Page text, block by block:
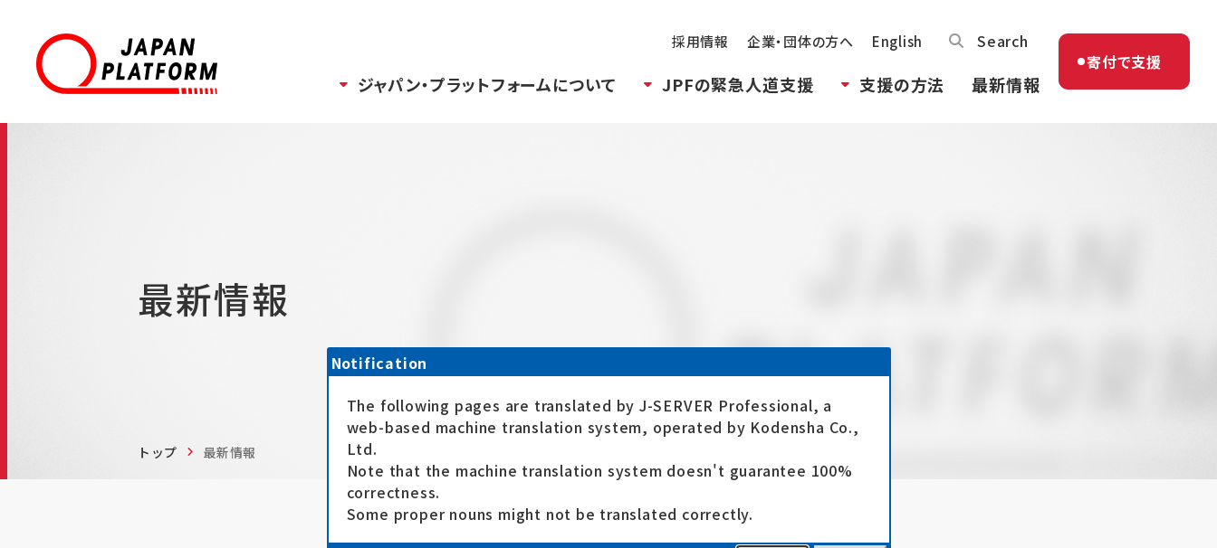
採用情報 企業・団体の方へ English Search
ジャパン・プラットフォームについて JPFの緊急人道支援 支援の方法 最新情報
寄付で支援
最新情報
トップ 最新情報
Notification
The following pages are translated by J-SERVER Professional, a
web-based machine translation system, operated by Kodensha Co.,
Ltd.
Note that the machine translation system doesn't guarantee 100%
correctness.
Some proper nouns might not be translated correctly.